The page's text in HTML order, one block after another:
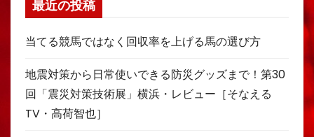
最近の投稿
当てる競馬ではなく回収率を上げる馬の選び方
地震対策から日常使いできる防災グッズまで！第30
回「震災対策技術展」横浜・レビュー［そなえる
TV・高荷智也］